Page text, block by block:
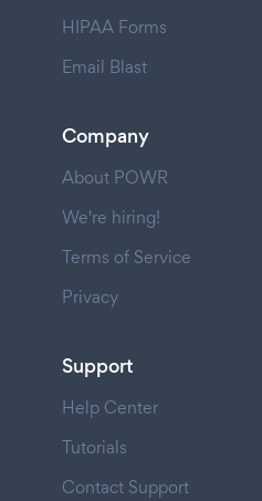
HIPAA Forms
Email Blast
Company
About POWR
We're hiring!
Terms of Service
Privacy
Support
Help Center
Tutorials
Contact Support